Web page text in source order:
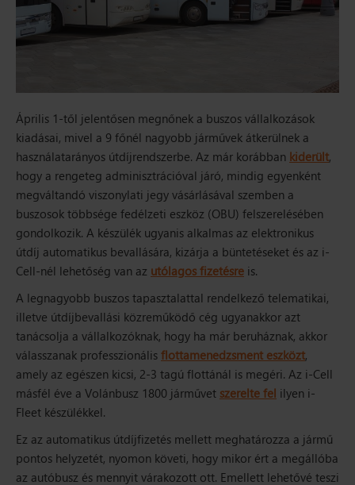
Április 1-től jelentősen megnőnek a buszos vállalkozások
kiadásai, mivel a 9 főnél nagyobb járművek átkerülnek a
használatarányos útdíjrendszerbe. Az már korábban kiderült,
hogy a rengeteg adminisztrációval járó, mindig egyenként
megváltandó viszonylati jegy vásárlásával szemben a
buszosok többsége fedélzeti eszköz (OBU) felszerelésében
gondolkozik. A készülék ugyanis alkalmas az elektronikus
útdíj automatikus bevallására, kizárja a büntetéseket és az i-
Cell-nél lehetőség van az utólagos fizetésre is.
A legnagyobb buszos tapasztalattal rendelkező telematikai,
illetve útdíjbevallási közreműködő cég ugyanakkor azt
tanácsolja a vállalkozóknak, hogy ha már beruháznak, akkor
válasszanak professzionális flottamenedzsment eszközt,
amely az egészen kicsi, 2-3 tagú flottánál is megéri. Az i-Cell
másfél éve a Volánbusz 1800 járművet szerelte fel ilyen i-
Fleet készülékkel.
Ez az automatikus útdíjfizetés mellett meghatározza a jármű
pontos helyzetét, nyomon követi, hogy mikor ért a megállóba
az autóbusz és mennyit várakozott ott. Emellett lehetővé teszi